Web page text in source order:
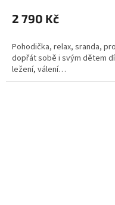
2 790 Kč
Pohodička, relax, sranda,
dopřát sobě i svým dětem
ležení, válení…